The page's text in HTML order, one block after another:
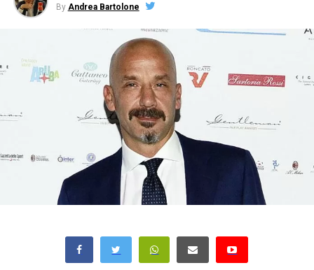
By Andrea Bartolone